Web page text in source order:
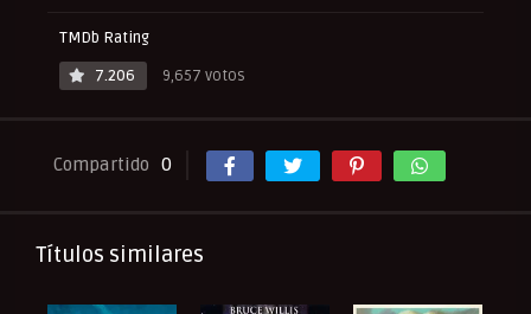
TMDb Rating
7.206
9,657 votos
Compartido 0
Títulos similares